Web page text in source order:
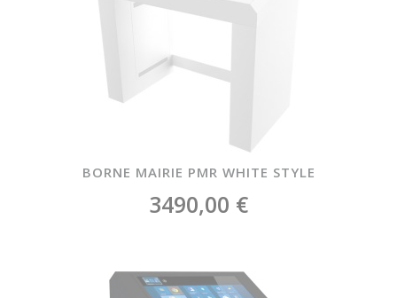
BORNE MAIRIE PMR WHITE STYLE
3490,00 €